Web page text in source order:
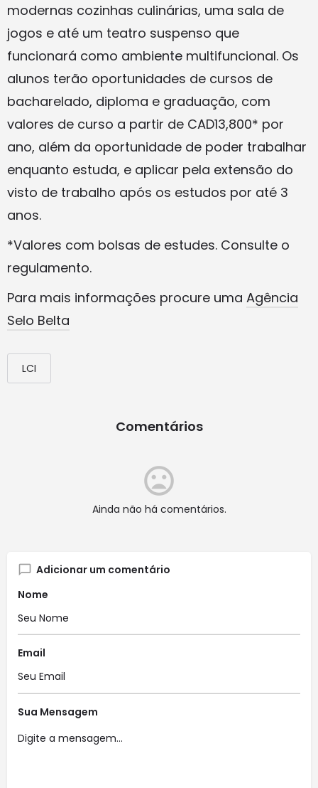
modernas cozinhas culinárias, uma sala de
jogos e até um teatro suspenso que
funcionará como ambiente multifuncional. Os
alunos terão oportunidades de cursos de
bacharelado, diploma e graduação, com
valores de curso a partir de CAD13,800* por
ano, além da oportunidade de poder trabalhar
enquanto estuda, e aplicar pela extensão do
visto de trabalho após os estudos por até 3
anos.
*Valores com bolsas de estudes. Consulte o
regulamento.
Para mais informações procure uma Agência
Selo Belta
LCI
Comentários
Ainda não há comentários.
Adicionar um comentário
Nome
Email
Sua Mensagem